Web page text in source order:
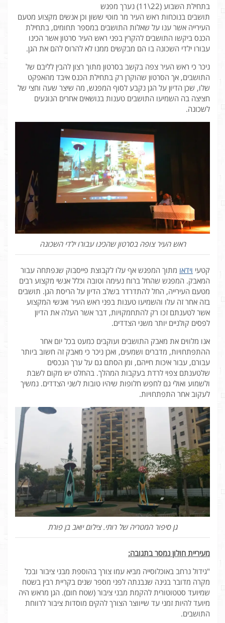
בתחילת השבוע (22\11) נערך מפגש
תושבים בנוכחות ראש העיר מר מוטי ששון וכן אנשים מקצוע מטעם
העירייה אשר ענו על שאלות התושבים במספר תחומים, בתחילת
הכנס ביקשו התושבים להקרין בפני ראש העיר סרטון אשר הכינו
עבורו ילדי השכונה בו הם מבקשים ממנו לא להרוס להם את הגן.
ניכר כי ראש העיר צפה בקשב בסרטון מתוך רצון להבין לליבם של
התושבים, אך הסרטון שהוקרן רק בתחילת הכנס איבד מהאפקט
שלו, שכן הדיון על הגן נקבע לסוף המפגש, מה שיצר שעה וחצי של
חציצה בה השמיעו התושבים טענות בנושאים אחרים הנוגעים
לשכונה.
ראש העיר צופה בסרטון שהכינו עבורו ילדי השכונה
קטעי וידאו מתוך המפגש אף עלו לקבוצת פייסבוק שנפתחה עבור
המאבק. המפגש שהחל ברוח נעימה וטובה וכלל אנשי מקצוע רבים
מטעם העירייה, החל להתדרדר בשלב הדיון על הריסת הגן. תושבים
בזה אחר זה עלו והשמיעו טענות בפני ראש העיר ואנשי המקצוע
אשר לטענתם זכו רק להתחמקויות, דבר אשר העלה את הדיון
לפסים קולניים יותר משני הצדדים.
אנו מלווים את מאבק התושבים ועוקבים כמעט בכל יום אחר
ההתפתחויות, מדברים ושמעים, ואכן ניכר כי מאבק זה חשוב ביותר
עבורם, עבור איכות חייהם, ומן הסתם גם על ערך הנכסים
שלטענתם צפוי לרדת בעקבות המהלך. בהחלט יש מקום לשבת
ולשמוע ואולי גם לחפש חלופות שיהיו טובות לשני הצדדים. נמשיך
לעקוב אחר התפתחויות.
גן סיפור המטריה של רותי. צילום יואב בן פורת
מעיריית חולון נמסר בתגובה:
"גידול נרחב באוכלוסייה מביא עמו צורך בהוספת מבני ציבור ובכל
מקרה מדובר בגינה שנבנתה לפני מספר שנים בקריית רבין בשטח
שמיועד סטטוטורית להקמת מבני ציבור (שטח חום). הגן מראש היה
מיועד להיות זמני עד שייווצר הצורך להקים מוסדות ציבור לרווחת
התושבים.